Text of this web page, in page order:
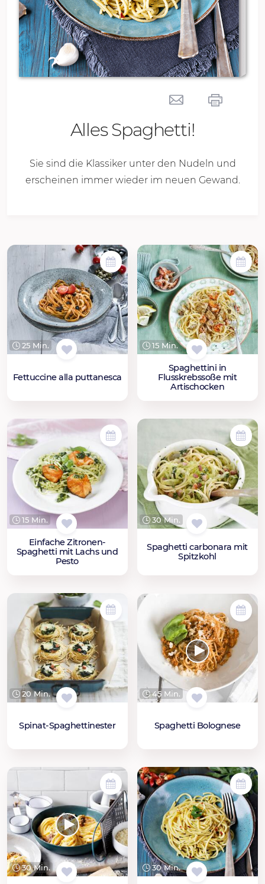
Alles Spaghetti!
Sie sind die Klassiker unter den Nudeln und
erscheinen immer wieder im neuen Gewand.
25 Min.
Fettuccine alla puttanesca
15 Min.
Spaghettini in
Flusskrebssoße mit
Artischocken
15 Min.
Einfache Zitronen-
Spaghetti mit Lachs und
Pesto
30 Min.
Spaghetti carbonara mit
Spitzkohl
20 Min.
Spinat-Spaghettinester
45 Min.
Spaghetti Bolognese
30 Min. 30 Min.